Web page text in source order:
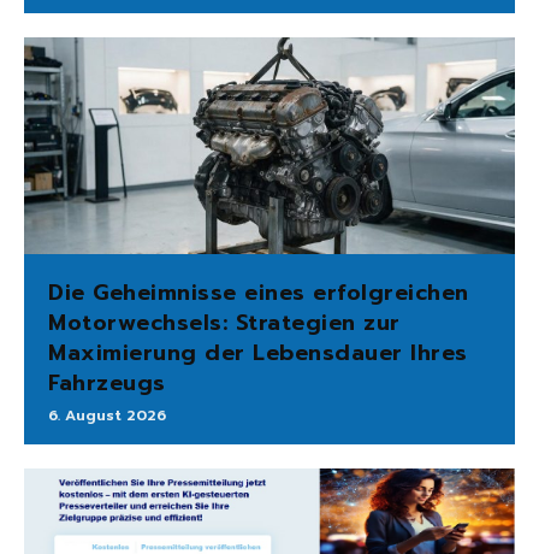
Die Geheimnisse eines erfolgreichen
Motorwechsels: Strategien zur
Maximierung der Lebensdauer Ihres
Fahrzeugs
6. August 2026